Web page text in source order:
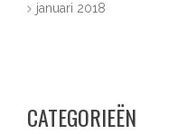
januari 2018
CATEGORIEËN